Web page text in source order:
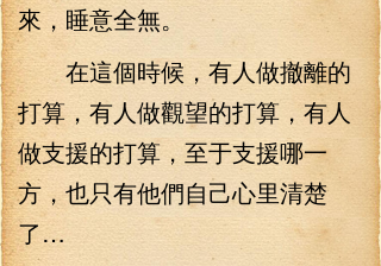
來，睡意全無。
在這個時候，有人做撤離的
打算，有人做觀望的打算，有人
做支援的打算，至于支援哪一
方，也只有他們自己心里清楚
了…